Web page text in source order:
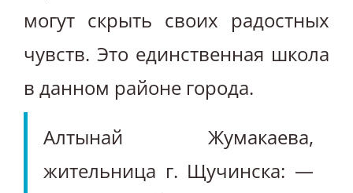
могут скрыть своих радостных
чувств. Это единственная школа
в данном районе города.
Алтынай Жумакаева,
жительница г. Щучинска: —